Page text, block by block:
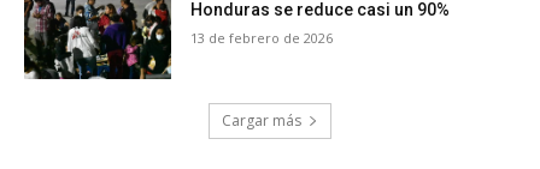
Honduras se reduce casi un 90%
13 de febrero de 2026
Cargar más